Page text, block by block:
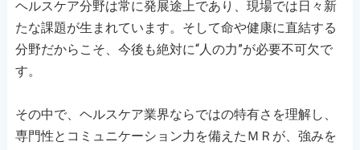
ヘルスケア分野は常に発展途上であり、現場では日々新
たな課題が生まれています。そして命や健康に直結する
分野だからこそ、今後も絶対に“人の力”が必要不可欠で
す。
その中で、ヘルスケア業界ならではの特有さを理解し、
専門性とコミュニケーション力を備えたＭＲが、強みを